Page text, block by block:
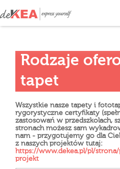
Rodzaje
tapet
Wszystkie nasze tapety i
rygorystyczne certyfikaty
zastosowań w przedszkolach,
stronach możesz sam
nam - przygotujemy go dla
z naszych projektów tutaj:
https://www.dekea.pl/pl/
projekt